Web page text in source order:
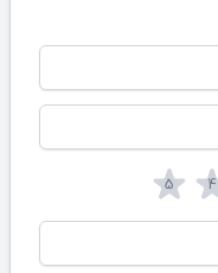
4
5